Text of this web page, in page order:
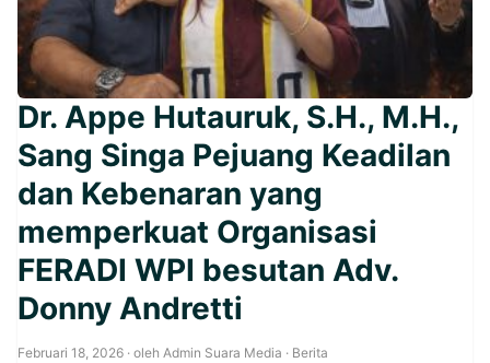
Dr. Appe Hutauruk, S.H., M.H.,
Sang Singa Pejuang Keadilan
dan Kebenaran yang
memperkuat Organisasi
FERADI WPI besutan Adv.
Donny Andretti
Februari 18, 2026 · oleh Admin Suara Media · Berita